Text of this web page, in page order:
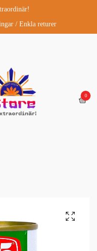
/ Enkla returer
0